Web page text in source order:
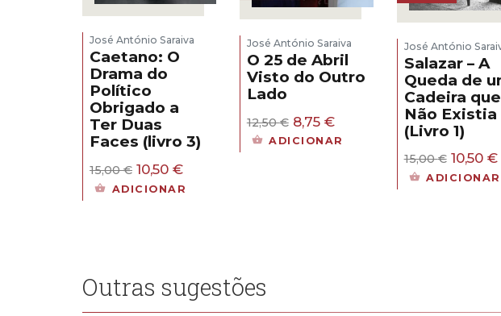
José António Saraiva
Caetano: O
Drama do
Político
Obrigado a
Ter Duas
Faces (livro 3)
15,00€ O
preço
10,50 €O
preço
ADICIONAR
José António Saraiva
O 25 de Abril
Visto do Outro
Lado
12,50€ O
preço
8,75 €O
preço
ADICIONAR
José António
Salazar – A
Queda de
Cadeira que
Não Existia
(Livro 1)
15,00€ O
preço
10,50 €O
ADICIONAR
Outras sugestões